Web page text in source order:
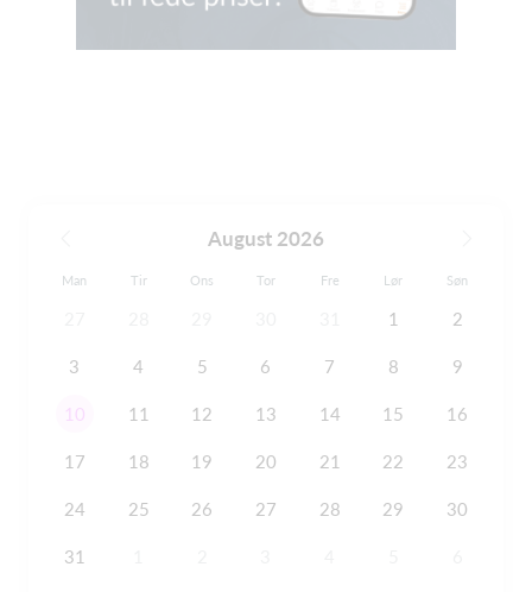
August 2026
Man Tir Ons Tor Fre Lør Søn
1 2
3 4 5 6 7 8 9
10 11 12 13 14 15 16
17 18 19 20 21 22 23
24 25 26 27 28 29 30
31